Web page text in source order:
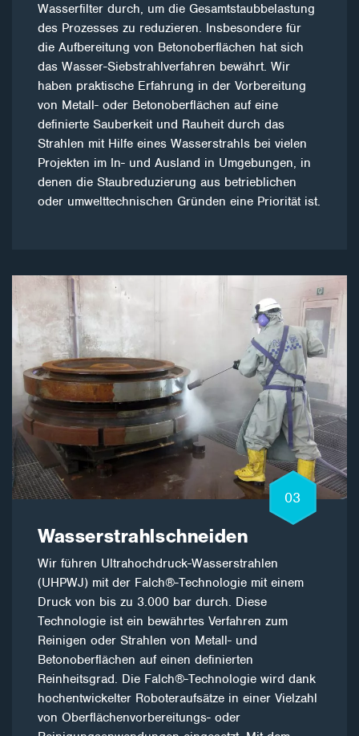
Wasserfilter durch, um die Gesamtstaubbelastung
des Prozesses zu reduzieren. Insbesondere für
die Aufbereitung von Betonoberflächen hat sich
das Wasser-Siebstrahlverfahren bewährt. Wir
haben praktische Erfahrung in der Vorbereitung
von Metall- oder Betonoberflächen auf eine
definierte Sauberkeit und Rauheit durch das
Strahlen mit Hilfe eines Wasserstrahls bei vielen
Projekten im In- und Ausland in Umgebungen, in
denen die Staubreduzierung aus betrieblichen
oder umwelttechnischen Gründen eine Priorität ist.
03
Wasserstrahlschneiden
Wir führen Ultrahochdruck-Wasserstrahlen
(UHPWJ) mit der Falch®-Technologie mit einem
Druck von bis zu 3.000 bar durch. Diese
Technologie ist ein bewährtes Verfahren zum
Reinigen oder Strahlen von Metall- und
Betonoberflächen auf einen definierten
Reinheitsgrad. Die Falch®-Technologie wird dank
hochentwickelter Roboteraufsätze in einer Vielzahl
von Oberflächenvorbereitungs- oder